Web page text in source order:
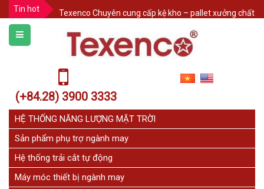
Tin hot
Texenco Chuyên cung cấp kệ kho – pallet xưởng chất
BÀN KIỂM HÓA NGÀNH MAY - SẢN XUẤT THEO YÊU
Bảo Vệ Kệ Pallet Trong Kho Hàng: 3 Cách Đơn Giản
THÔNG BÁO NGHỈ LỄ
CHÚC MỪNG 20 NĂM THÀNH LẬP CÔNG TY CỔ PHẦN
(+84.28) 3900 3333
HỆ THỐNG NĂNG LƯỢNG MẶT TRỜI
Sản phẩm phụ trợ ngành may
Hệ thống trải cắt tự động
Máy móc thiết bị ngành may